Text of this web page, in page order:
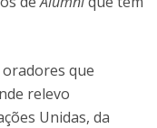
que
relevo
Unidas, da